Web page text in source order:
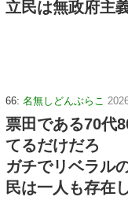
立民は無政府主
66: 名無しどんぶらこ
票田である70代
てるだけだろ
ガチでリベラル
民は一人も存在